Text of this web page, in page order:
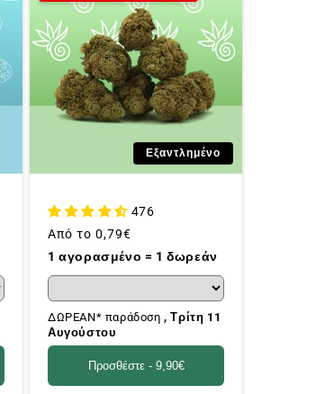
Εξαντλημένο
476
Συνήθης
τιμή
Από το 0,79€
1 αγορασμένο = 1 δωρεάν
ΔΩΡΕΑΝ* παράδοση, Τρίτη 11
Αυγούστου
Προσθέστε - 9,90€